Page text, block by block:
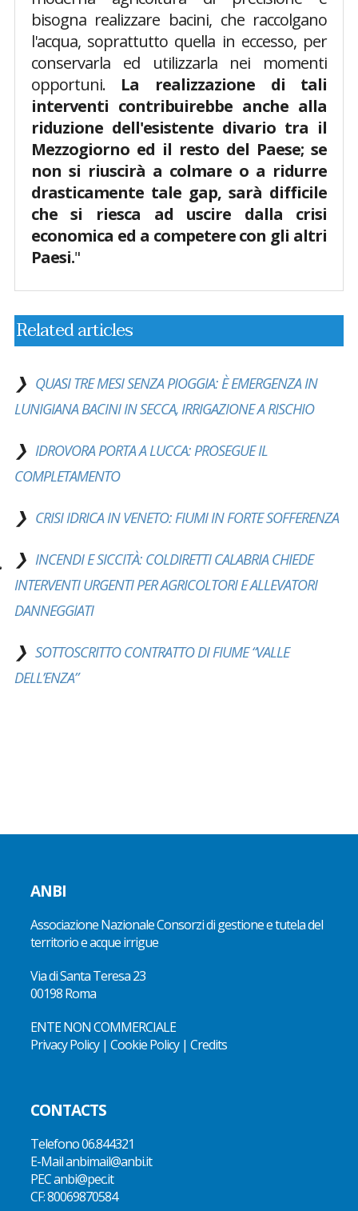
bisogna realizzare bacini, che raccolgano
l'acqua, soprattutto quella in eccesso, per
conservarla ed utilizzarla nei momenti
opportuni. La realizzazione di tali
interventi contribuirebbe anche alla
riduzione dell'esistente divario tra il
Mezzogiorno ed il resto del Paese; se
non si riuscirà a colmare o a ridurre
drasticamente tale gap, sarà difficile
che si riesca ad uscire dalla crisi
economica ed a competere con gli altri
Paesi."
Related articles
QUASI TRE MESI SENZA PIOGGIA: È EMERGENZA IN
LUNIGIANA BACINI IN SECCA, IRRIGAZIONE A RISCHIO
IDROVORA PORTA A LUCCA: PROSEGUE IL
COMPLETAMENTO
CRISI IDRICA IN VENETO: FIUMI IN FORTE SOFFERENZA
INCENDI E SICCITÀ: COLDIRETTI CALABRIA CHIEDE
INTERVENTI URGENTI PER AGRICOLTORI E ALLEVATORI
DANNEGGIATI
SOTTOSCRITTO CONTRATTO DI FIUME “VALLE
DELL’ENZA”
ANBI
Associazione Nazionale Consorzi di gestione e tutela del
territorio e acque irrigue
Via di Santa Teresa 23
00198 Roma
ENTE NON COMMERCIALE
Privacy Policy| Cookie Policy| Credits
CONTACTS
Telefono06.844321
E-Mailanbimail@anbi.it
PEC anbi@pec.it
CF:80069870584